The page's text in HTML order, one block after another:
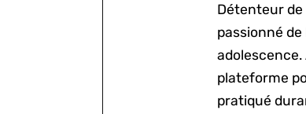
Détenteur de
passionné
adolescence.
plateforme
pratiqué